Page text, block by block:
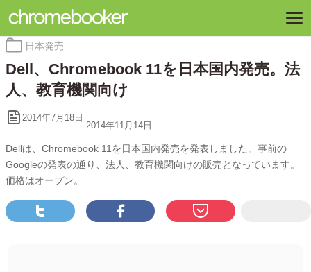
カ
ゴ
リ
ー:
日本発売
Dell、Chromebook 11を日本国内発売。法
人、教育機関向け
2014年7月18日
2014年11月14日
Dellは、Chromebook 11を日本国内発売を発表しました。事前の
Googleの発表の通り、法人、教育機関向けの販売となっています。
価格はオープン。